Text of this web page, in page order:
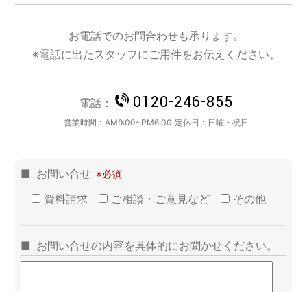
お電話でのお問合わせも承ります。
※電話に出たスタッフにご用件をお伝えください。
電話： 0120-246-855
営業時間：AM9:00~PM6:00 定休日： 日曜・祝日
お問い合せ
資料請求
ご相談・ご意見など その他
お問い合せの内容を具体的にお聞かせください。